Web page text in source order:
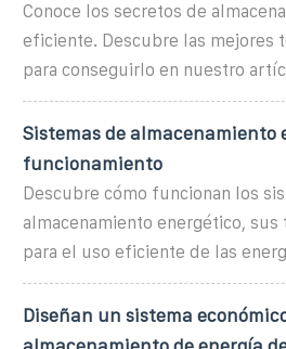
Conoce los secretos de
eficiente. Descubre las mejores
para conseguirlo en nuestro
Sistemas de almacenamiento
funcionamiento
Descubre cómo funcionan los
almacenamiento energético,
para el uso eficiente de las
Diseñan un sistema